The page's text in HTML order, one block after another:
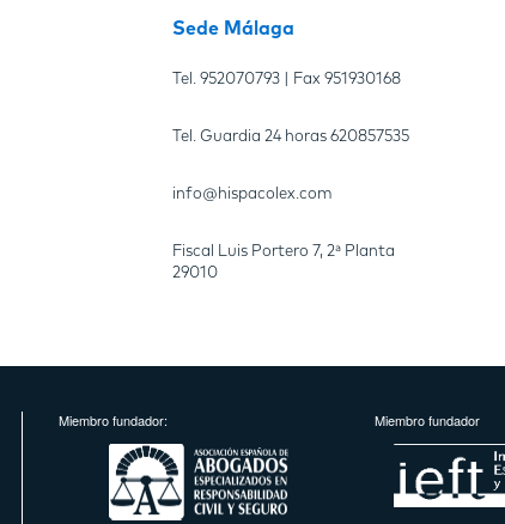
Sede Málaga
Tel. 952070793| Fax 951930168
Tel. Guardia 24 horas 620857535
info@hispacolex.com
Fiscal Luis Portero 7, 2ª Planta
29010
Miembro fundador: Miembro fundador